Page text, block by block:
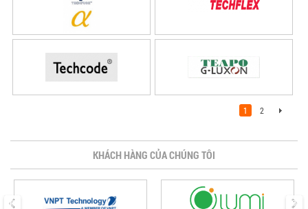
1 2
KHÁCH HÀNG CỦA CHÚNG TÔI
prev next